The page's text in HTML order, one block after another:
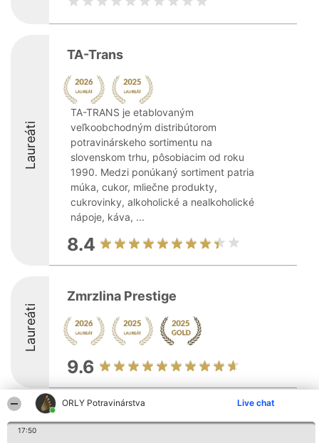
ORLY Potravinárstva Live chat
17:50
Laureáti
TA-Trans
TA-TRANS je etablovaným
veľkoobchodným distribútorom
potravinárskeho sortimentu na
slovenskom trhu, pôsobiacim od roku
1990. Medzi ponúkaný sortiment patria
múka, cukor, mliečne produkty,
cukrovinky, alkoholické a nealkoholické
nápoje, káva, ...
8.4
Laureáti
Zmrzlina Prestige
9.6
Organizátor hodnotenia
Bright Side Solutions sp. z o.
Laureáti
Kontakt